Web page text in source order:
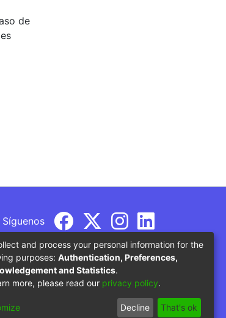
de
Síguenos
del Ministerio de Educación
and process your personal information for the
purposes: Authentication, Preferences,
and Statistics.
more, please read our privacy policy.
Decline That's ok